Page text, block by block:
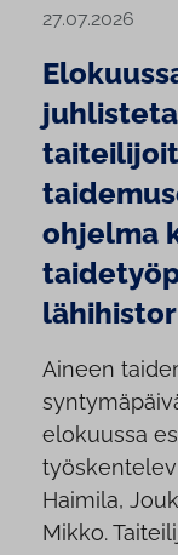
27.07.2026
ohjelma
Aineen
elokuussa
Haimila,
Mikko.